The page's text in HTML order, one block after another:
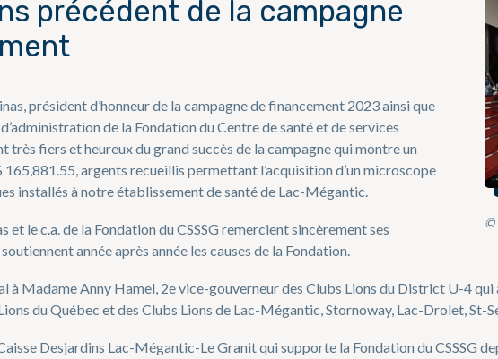
©
précédent de la campagne
président d’honneur de la campagne de financement 2023 ainsi que
de la Fondation du Centre de santé et de services
très fiers et heureux du grand succès de la campagne qui montre un
argents recueillis permettant l’acquisition d’un microscope
installés à notre établissement de santé de Lac-Mégantic.
et le c.a. de la Fondation du CSSSG remercient sincèrement ses
année après année les causes de la Fondation.
à Madame Anny Hamel, 2e vice-gouverneur des Clubs Lions du District U-4
du Québec et des Clubs Lions de Lac-Mégantic, Stornoway, Lac-Drolet,
Desjardins Lac-Mégantic-Le Granit qui supporte la Fondation du CSSSG